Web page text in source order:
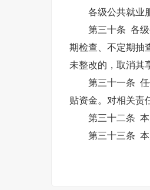
各级公共就业服
第三十条 各级公
期检查、不定期抽
未整改的，取消其
第三十一条 任何
贴资金。对相关责
第三十二条 本
第三十三条 本